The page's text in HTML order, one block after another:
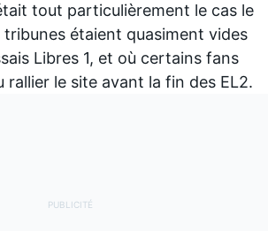
tout particulièrement le cas le
tribunes étaient quasiment vides
Libres 1, et où certains fans
rallier le site avant la fin des EL2.